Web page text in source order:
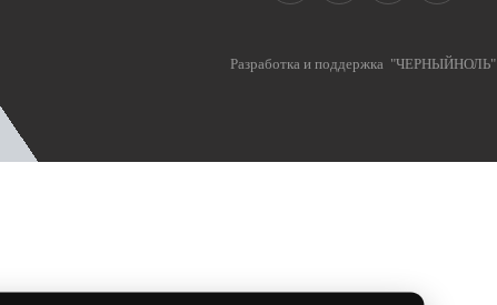
Разработка и поддержка "ЧЕРНЫЙНОЛЬ"